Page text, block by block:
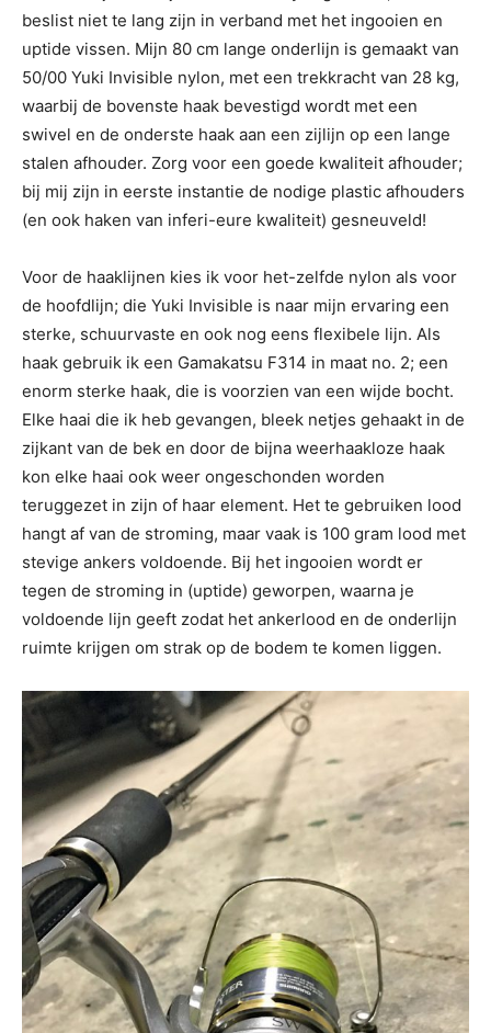
beslist niet te lang zijn in verband met het ingooien en
uptide vissen. Mijn 80 cm lange onderlijn is gemaakt van
50/00 Yuki Invisible nylon, met een trekkracht van 28 kg,
waarbij de bovenste haak bevestigd wordt met een
swivel en de onderste haak aan een zijlijn op een lange
stalen afhouder. Zorg voor een goede kwaliteit afhouder;
bij mij zijn in eerste instantie de nodige plastic afhouders
(en ook haken van inferi-eure kwaliteit) gesneuveld!
Voor de haaklijnen kies ik voor het-zelfde nylon als voor
de hoofdlijn; die Yuki Invisible is naar mijn ervaring een
sterke, schuurvaste en ook nog eens flexibele lijn. Als
haak gebruik ik een Gamakatsu F314 in maat no. 2; een
enorm sterke haak, die is voorzien van een wijde bocht.
Elke haai die ik heb gevangen, bleek netjes gehaakt in de
zijkant van de bek en door de bijna weerhaakloze haak
kon elke haai ook weer ongeschonden worden
teruggezet in zijn of haar element. Het te gebruiken lood
hangt af van de stroming, maar vaak is 100 gram lood met
stevige ankers voldoende. Bij het ingooien wordt er
tegen de stroming in (uptide) geworpen, waarna je
voldoende lijn geeft zodat het ankerlood en de onderlijn
ruimte krijgen om strak op de bodem te komen liggen.